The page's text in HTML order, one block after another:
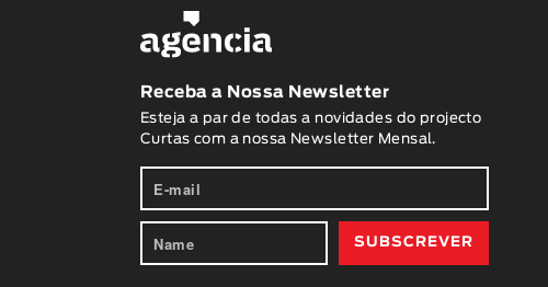
Receba a Nossa Newsletter
Esteja a par de todas a novidades do projecto
Curtas com a nossa Newsletter Mensal.